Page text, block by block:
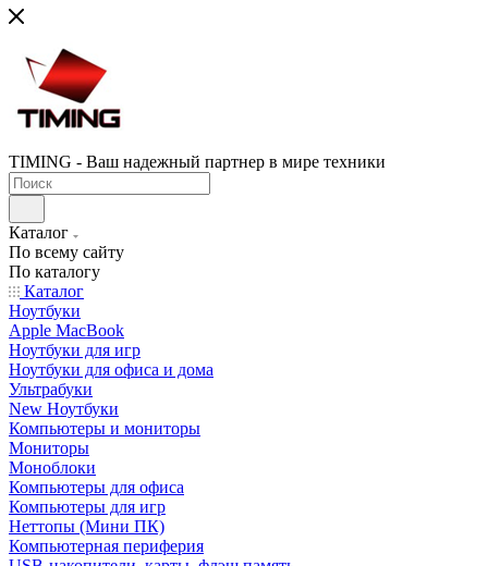
TIMING - Ваш надежный партнер в мире техники
Каталог
По всему сайту
По каталогу
Каталог
Ноутбуки
Apple MacBook
Ноутбуки для игр
Ноутбуки для офиса и дома
Ультрабуки
New Ноутбуки
Компьютеры и мониторы
Мониторы
Моноблоки
Компьютеры для офиса
Компьютеры для игр
Неттопы (Мини ПК)
Компьютерная периферия